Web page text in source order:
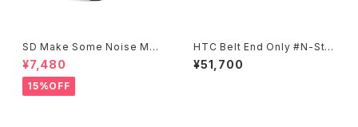
SD Make Some Noise Mes
h Cap
¥7,480
15%OFF
HTC Belt End Only #N-Styl
e 0.75
¥51,700